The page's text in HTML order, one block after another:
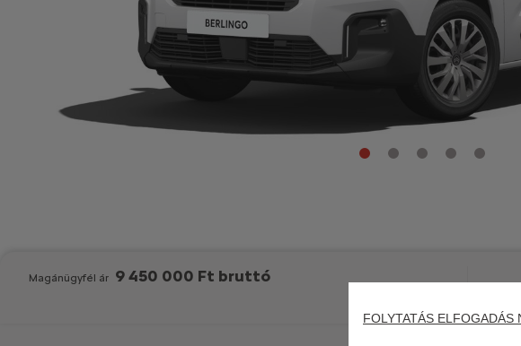
Magánügyfél ár 9 450 000 Ft bruttó
FOLYTATÁS ELFOGADÁS